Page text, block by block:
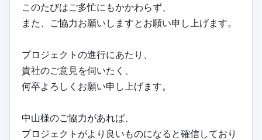
このたびはご多忙にもかかわらず、
また、ご協力お願いしますとお願い申し上げます。
プロジェクトの進行にあたり、
貴社のご意見を伺いたく、
何卒よろしくお願い申し上げます。
中山様のご協力があれば、
プロジェクトがより良いものになると確信しており